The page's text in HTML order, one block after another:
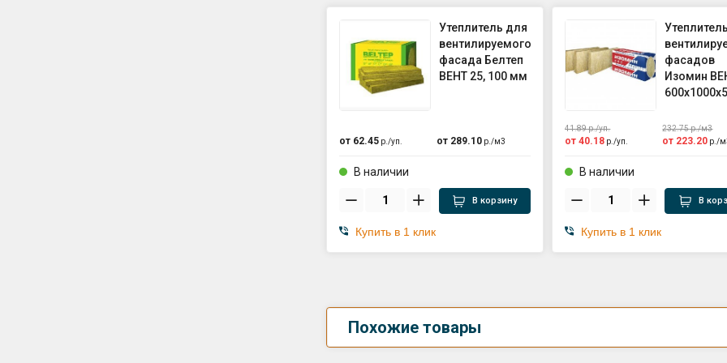
Утеплитель для
вентилируемого
фасада Белтеп
ВЕНТ 25, 100 мм
от 62.45 р./уп. от 289.10 р./м3
В наличии
В корзину
Купить в 1 клик
фасадов
Изомин
41.89р./уп.
от40.18 р./уп.
232.75р./м3
от 223.20 р./
В наличии
В
Купить в 1 клик
Похожие товары